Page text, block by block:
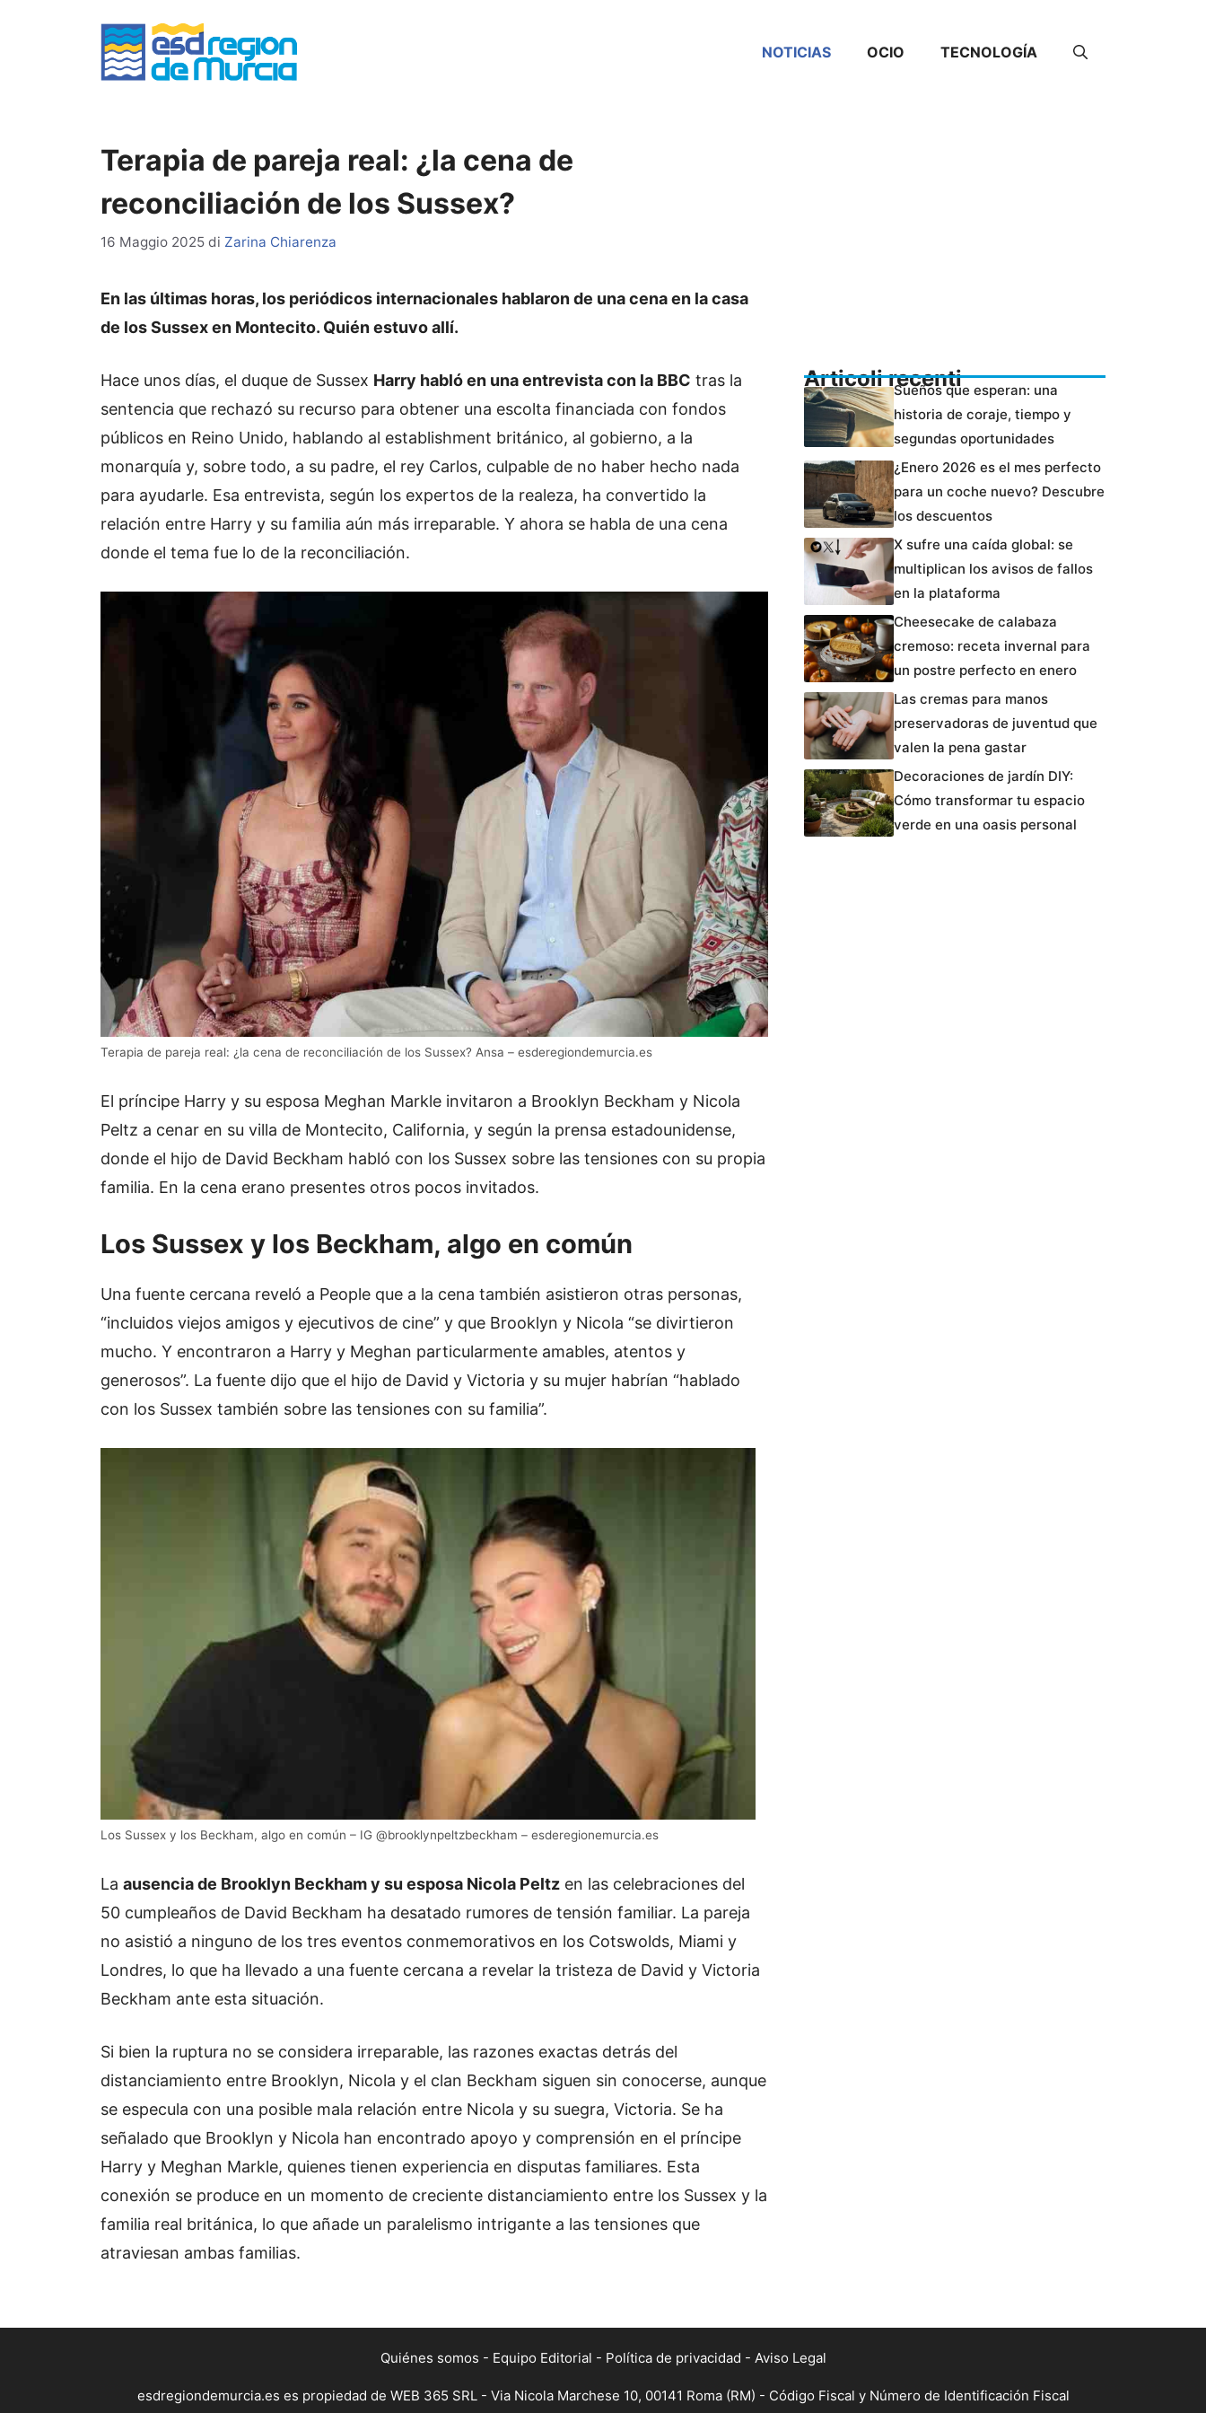
NOTICIAS OCIO TECNOLOGÍA
Terapia de pareja real: ¿la cena de
reconciliación de los Sussex?
16 Maggio 2025 di Zarina Chiarenza
En las últimas horas, los periódicos internacionales hablaron de una cena en la casa
de los Sussex en Montecito. Quién estuvo allí.
Hace unos días, el duque de Sussex Harry habló en una entrevista con la BBC tras la
sentencia que rechazó su recurso para obtener una escolta financiada con fondos
públicos en Reino Unido, hablando al establishment británico, al gobierno, a la
monarquía y, sobre todo, a su padre, el rey Carlos, culpable de no haber hecho nada
para ayudarle. Esa entrevista, según los expertos de la realeza, ha convertido la
relación entre Harry y su familia aún más irreparable. Y ahora se habla de una cena
donde el tema fue lo de la reconciliación.
Terapia de pareja real: ¿la cena de reconciliación de los Sussex? Ansa – esderegiondemurcia.es
El príncipe Harry y su esposa Meghan Markle invitaron a Brooklyn Beckham y Nicola
Peltz a cenar en su villa de Montecito, California, y según la prensa estadounidense,
donde el hijo de David Beckham habló con los Sussex sobre las tensiones con su propia
familia. En la cena erano presentes otros pocos invitados.
Los Sussex y los Beckham, algo en común
Una fuente cercana reveló a People que a la cena también asistieron otras personas,
“incluidos viejos amigos y ejecutivos de cine” y que Brooklyn y Nicola “se divirtieron
mucho. Y encontraron a Harry y Meghan particularmente amables, atentos y
generosos”. La fuente dijo que el hijo de David y Victoria y su mujer habrían “hablado
con los Sussex también sobre las tensiones con su familia”.
Los Sussex y los Beckham, algo en común – IG @brooklynpeltzbeckham – esderegionemurcia.es
La ausencia de Brooklyn Beckham y su esposa Nicola Peltz en las celebraciones del
50 cumpleaños de David Beckham ha desatado rumores de tensión familiar. La pareja
no asistió a ninguno de los tres eventos conmemorativos en los Cotswolds, Miami y
Londres, lo que ha llevado a una fuente cercana a revelar la tristeza de David y Victoria
Beckham ante esta situación.
Si bien la ruptura no se considera irreparable, las razones exactas detrás del
distanciamiento entre Brooklyn, Nicola y el clan Beckham siguen sin conocerse, aunque
se especula con una posible mala relación entre Nicola y su suegra, Victoria. Se ha
señalado que Brooklyn y Nicola han encontrado apoyo y comprensión en el príncipe
Harry y Meghan Markle, quienes tienen experiencia en disputas familiares. Esta
conexión se produce en un momento de creciente distanciamiento entre los Sussex y la
familia real británica, lo que añade un paralelismo intrigante a las tensiones que
atraviesan ambas familias.
Articoli recentiSueños que esperan: una
historia de coraje, tiempo y
segundas oportunidades
¿Enero 2026 es el mes perfecto
para un coche nuevo? Descubre
los descuentos
X sufre una caída global: se
multiplican los avisos de fallos
en la plataforma
Cheesecake de calabaza
cremoso: receta invernal para
un postre perfecto en enero
Las cremas para manos
preservadoras de juventud que
valen la pena gastar
Decoraciones de jardín DIY:
Cómo transformar tu espacio
verde en una oasis personal
Quiénes somos - Equipo Editorial - Política de privacidad - Aviso Legal
esdregiondemurcia.es es propiedad de WEB 365 SRL - Via Nicola Marchese 10, 00141 Roma (RM) - Código Fiscal y Número de Identificación Fiscal